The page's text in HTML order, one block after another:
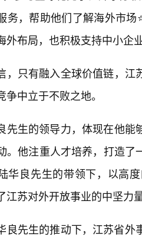
务，帮助他们了解海外市
外布局，也积极支持中小企
，只有融入全球价值链，江
争中立于不败之地。
先生的领导力，体现在他
。他注重人才培养，打造
华良先生的带领下，以高
江苏对外开放事业的中坚力
良先生的推动下，江苏省外